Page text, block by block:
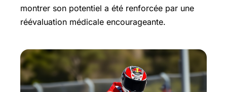
montrer son potentiel a été renforcée par une
réévaluation médicale encourageante.